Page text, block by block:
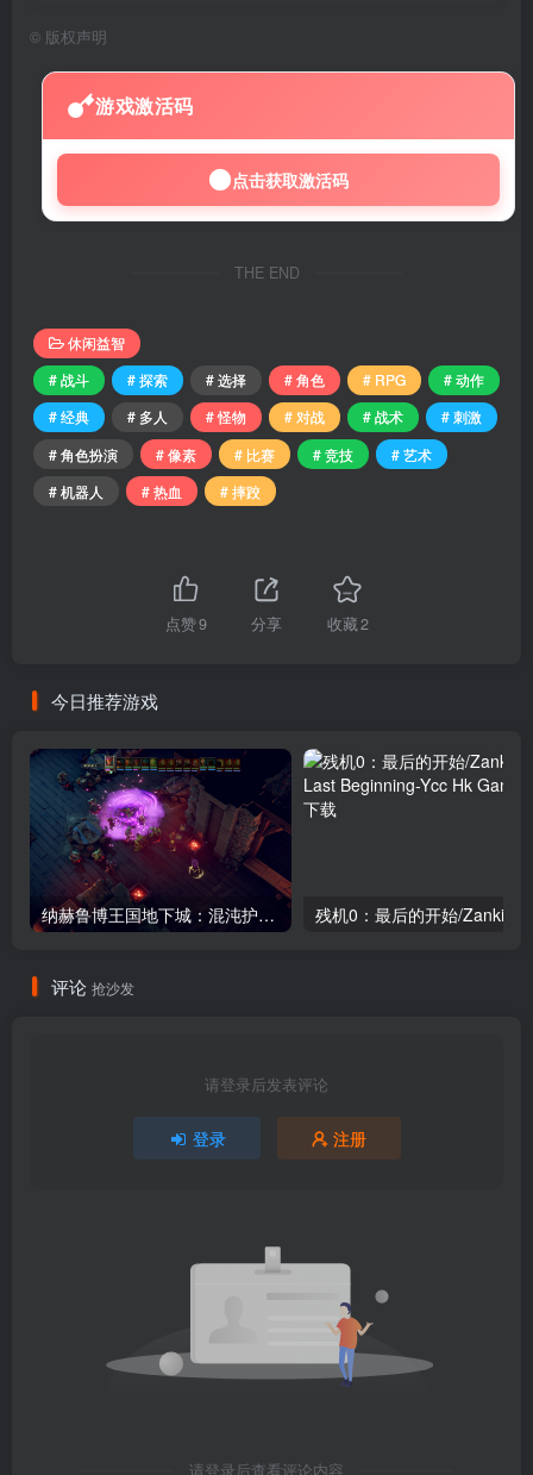
© 版权声明
游戏激活码
点击获取激活码
THE END
休闲益智
# 战斗
# 探索 # 选择 # 角色 # RPG
# 动作
# 经典
# 多人 # 怪物 # 对战 # 战术
# 刺激
# 角色扮演
# 像素 # 比赛 # 竞技
# 艺术
# 机器人
# 热血 # 摔跤
点赞9 分享 收藏2
今日推荐游戏
纳赫鲁博王国地下城：混沌护符/The Dungeon of Naheulbeuk The Amulet of Chaos（更新1.45版）
评论 抢沙发
请登录后发表评论
登录 注册
请登录后查看评论内容